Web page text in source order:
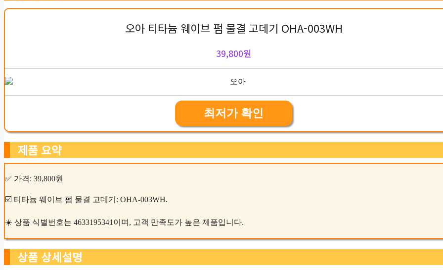
오아 티타늄 웨이브 펌 물결 고데기 OHA-003WH
39,800원
최저가 확인
제품 요약
✅ 가격: 39,800원
☑️ 티타늄 웨이브 펌 물결 고데기: OHA-003WH.
☀️ 상품 식별번호는 4633195341이며, 고객 만족도가 높은 제품입니다.
상품 상세설명